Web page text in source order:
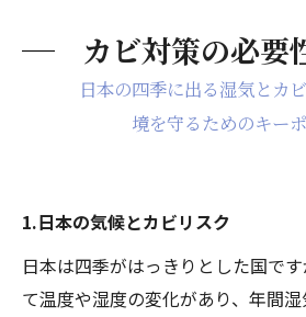
カビ対策の必要
日本の四季に出る湿気とカ
境を守るためのキー
1.日本の気候とカビリスク
日本は四季がはっきりとした国で
て温度や湿度の変化があり、年間